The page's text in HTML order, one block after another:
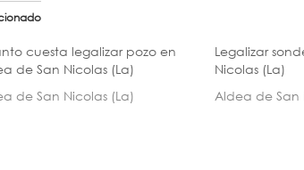
cuesta legalizar pozo en
de San Nicolas (La)
de San Nicolas (La)
Legalizar
Nicolas (La)
Aldea de San